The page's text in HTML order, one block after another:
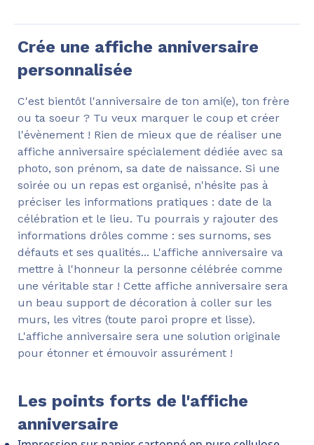
Crée une affiche anniversaire
personnalisée
C'est bientôt l'anniversaire de ton ami(e), ton frère
ou ta soeur ? Tu veux marquer le coup et créer
l'évènement ! Rien de mieux que de réaliser une
affiche anniversaire spécialement dédiée avec sa
photo, son prénom, sa date de naissance. Si une
soirée ou un repas est organisé, n'hésite pas à
préciser les informations pratiques : date de la
célébration et le lieu. Tu pourrais y rajouter des
informations drôles comme : ses surnoms, ses
défauts et ses qualités... L'affiche anniversaire va
mettre à l'honneur la personne célébrée comme
une véritable star ! Cette affiche anniversaire sera
un beau support de décoration à coller sur les
murs, les vitres (toute paroi propre et lisse).
L'affiche anniversaire sera une solution originale
pour étonner et émouvoir assurément !
Les points forts de l'affiche
anniversaire